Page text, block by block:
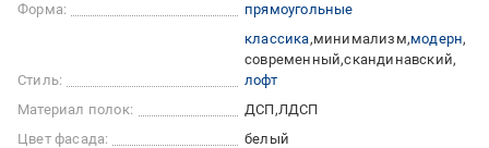
Форма:
прямоугольные
Стиль:
классика минимализм модерн
современный скандинавский
лофт
Материал полок:
ДСП ЛДСП
Цвет фасада:
белый